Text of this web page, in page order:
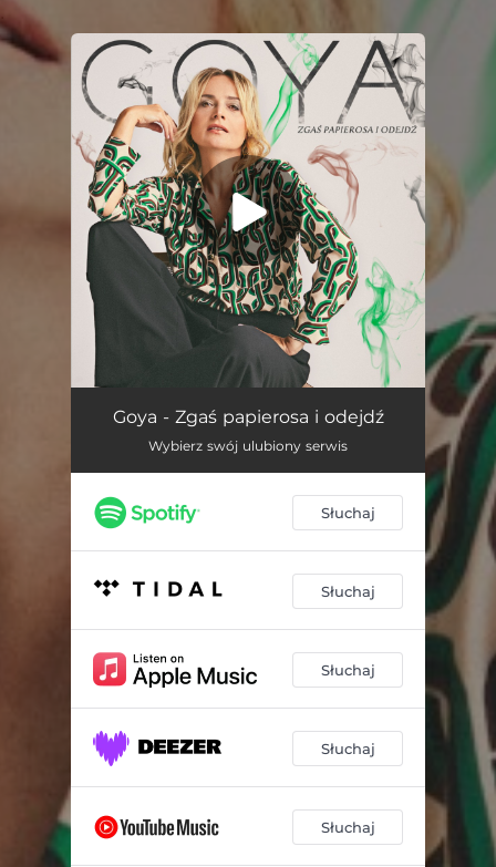
You're all set!
Zgaś Papierosa I Odejdź 02:58
Goya - Zgaś papierosa i odejdź
Wybierz swój ulubiony serwis
Słuchaj
Słuchaj
Słuchaj
Słuchaj
Słuchaj
.